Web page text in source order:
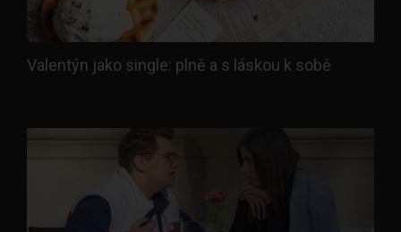
Valentýn jako single: plně a s láskou k sobě